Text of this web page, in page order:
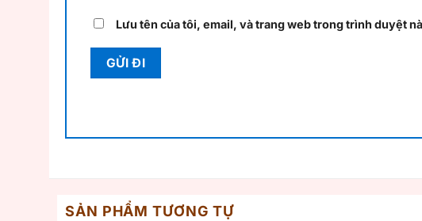
Lưu tên của tôi, email, và trang web trong trình duyệt
SẢN PHẨM TƯƠNG TỰ